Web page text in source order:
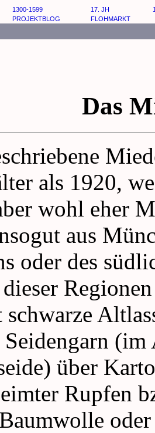
1300-1599 17. JH
PROJEKTBLOG FLOHMARKT
Das
als 1920,
wohl eher
aus
oder des
Seidengarn
über
Rupfen